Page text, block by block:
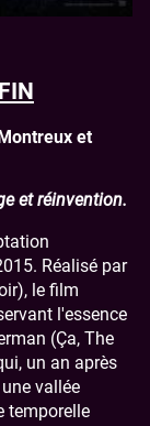
et
et réinvention.
Réalisé par
le film
l'essence
(Ça, The
un an après
vallée
temporelle